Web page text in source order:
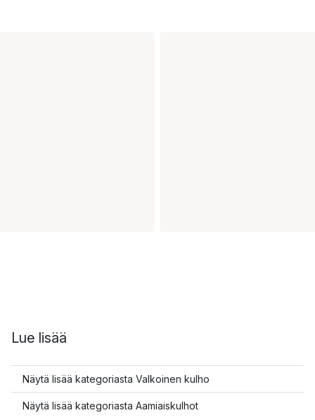
Lue lisää
Näytä lisää kategoriasta Valkoinen kulho
Näytä lisää kategoriasta Aamiaiskulhot